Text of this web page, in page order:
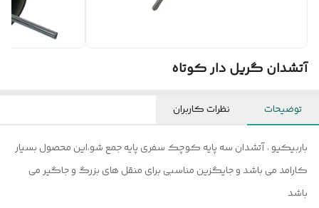
آتشدان گریل دار کوتاه
توضیحات نظرات کاربران
باربیکیو ، آتشدان سه پایه کوچک سفری پایه جمع شو،این محصول بسیار
کارامد می باشد و جایگزین مناسبی برای منقل های بزرگ و جاگیر می
باشد